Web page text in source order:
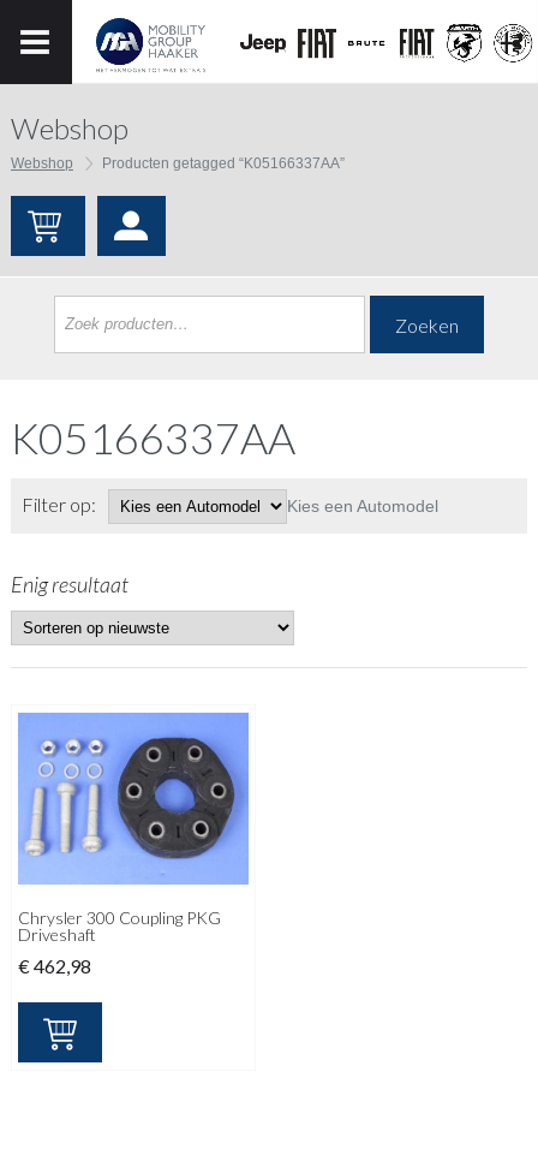
Webshop
Webshop Producten getagged “K05166337AA”
Zoeken
K05166337AA
Filter op: Kies een Automodel
Enig resultaat
Chrysler 300 Coupling PKG
Driveshaft
€462,98